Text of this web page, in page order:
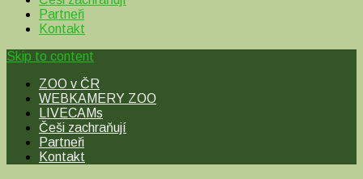
Partneři
Kontakt
Skip to content
ZOO v ČR
WEBKAMERY ZOO
LIVECAMs
Češi zachraňují
Partneři
Kontakt